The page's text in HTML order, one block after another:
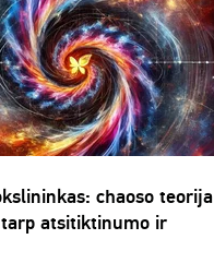
chaoso teorija
atsitiktinumo ir